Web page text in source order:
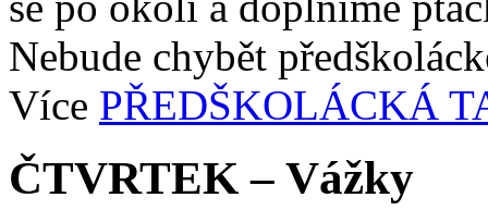
Nebude chybět
Více PŘEDŠKOLÁCKÁ
ČTVRTEK – Vážky